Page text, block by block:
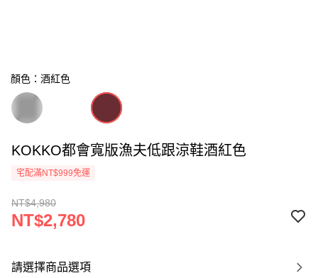
顏色：酒紅色
KOKKO都會寬版漁夫低跟涼鞋酒紅色
宅配滿NT$999免運
NT$4,980
NT$2,780
請選擇商品選項